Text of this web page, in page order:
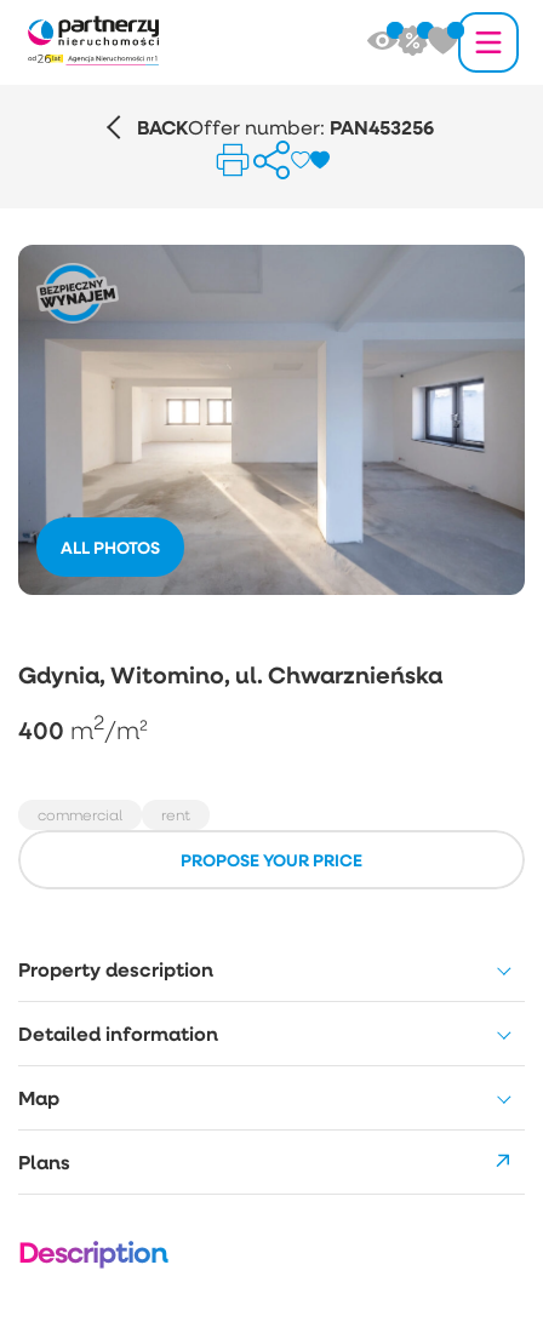
BACKOffer number: PAN453256
ALL PHOTOS
Gdynia, Witomino, ul. Chwarznieńska
400 m2/m²
commercial rent
PROPOSE YOUR PRICE
Property description
Detailed information
Map
Plans
Description